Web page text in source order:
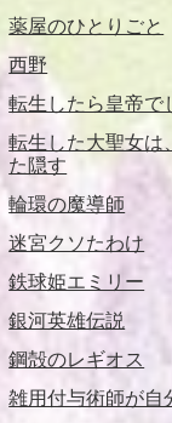
薬屋のひとりごと
西野
転生したら皇帝で
転生した大聖女は
た隠す
輪環の魔導師
迷宮クソたわけ
鉄球姫エミリー
銀河英雄伝説
鋼殻のレギオス
雑用付与術師が自